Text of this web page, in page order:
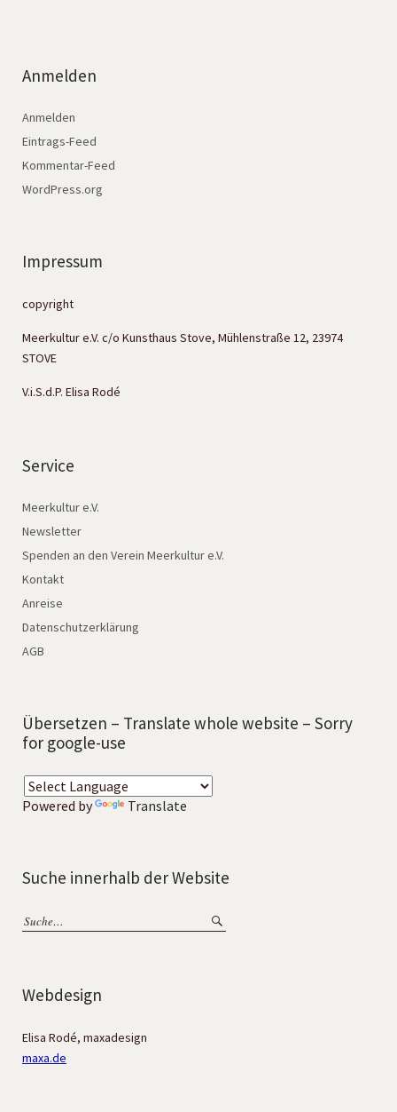
Anmelden
Anmelden
Eintrags-Feed
Kommentar-Feed
WordPress.org
Impressum
copyright
Meerkultur e.V. c/o Kunsthaus Stove, Mühlenstraße 12, 23974
STOVE
V.i.S.d.P. Elisa Rodé
Service
Meerkultur e.V.
Newsletter
Spenden an den Verein Meerkultur e.V.
Kontakt
Anreise
Datenschutzerklärung
AGB
Übersetzen – Translate whole website – Sorry
for google-use
Powered by Translate
Suche innerhalb der Website
Webdesign
Elisa Rodé, maxadesign
maxa.de